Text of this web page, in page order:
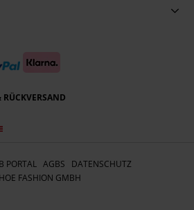
PORTAL AGBS
DATENSCHUTZ
FASHION GMBH